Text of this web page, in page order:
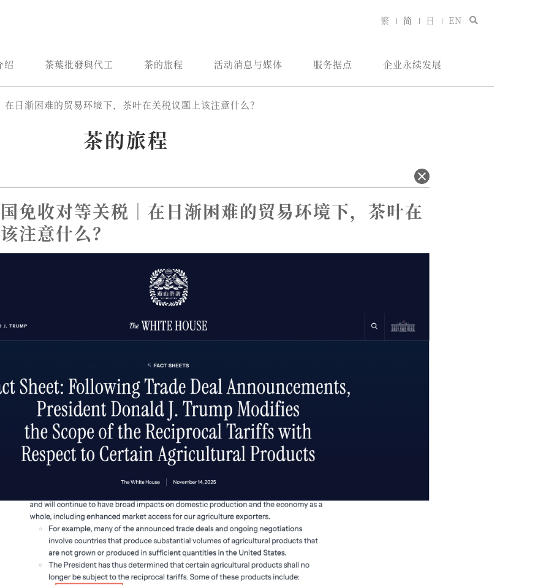
绍 茶葉批發與代工 茶的旅程 活动消息与媒体 服务据点 企业永续发展
繁 简 日 EN
日渐困难的贸易环境下，茶叶在关税议题上该注意什么？
茶的旅程
免收对等关税｜在日渐困难的贸易环境下，茶叶在
注意什么？